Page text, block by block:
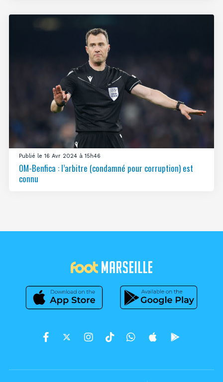
Publié le 16 Avr 2024 à 15h46
OM-Benfica : l’arbitre (condamné pour corruption) est
connu